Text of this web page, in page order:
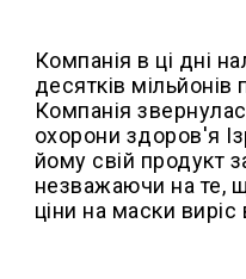
Компанія в ці дні
десятків мільйонів
Компанія
охорони здоров'я
йому свій продукт
незважаючи на те,
ціни на маски виріс